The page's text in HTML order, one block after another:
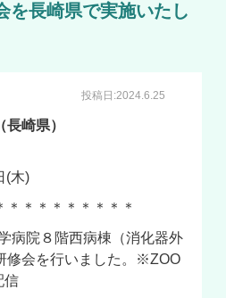
を長崎県で実施いたし
投稿日:2024.6.25
崎県）
(木)
＊＊＊＊＊＊＊＊＊
病院８階西病棟（消化器外
修会を行いました。※ZOO
信